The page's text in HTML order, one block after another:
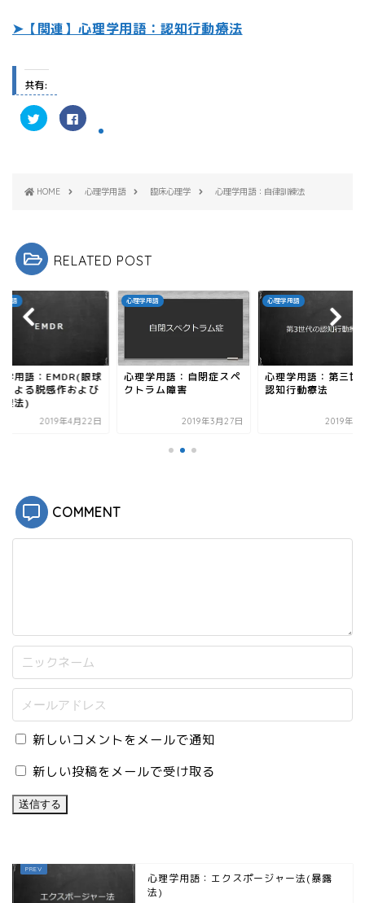
➤【関連】心理学用語：認知行動療法
共有:
ク
リ
i
共
有
(
し
ィ
ン
開
き
ま
す
F
a
で
ク
ク
新
し
い
ウ
ン
ド
HOME 心理学用語 臨床心理学 心理学用語：自律訓練法
RELATED POST
用語
学用語：EMDR(眼球
による脱感作および
理法)
2019年4月22日
心理学用語
心理学用語：自閉症スペ
クトラム障害
2019年3月27日
心理学用語
心理学用語：第三世
認知行動療法
2019年7
COMMENT
新しいコメントをメールで通知
新しい投稿をメールで受け取る
心理学用語：エクスポージャー法(暴露
法)